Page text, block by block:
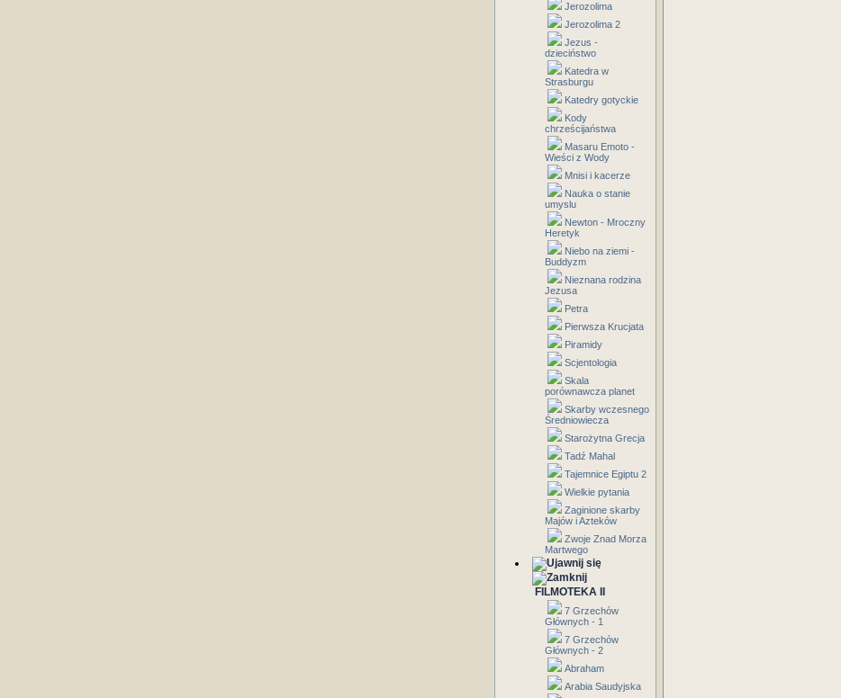
Jerozolima
Jerozolima 2
Jezus -
dzieciństwo
Katedra w
Strasburgu
Katedry gotyckie
Kody
chrześcijaństwa
Masaru Emoto -
Wieści z Wody
Mnisi i kacerze
Nauka o stanie
umyslu
Newton - Mroczny
Heretyk
Niebo na ziemi -
Buddyzm
Nieznana rodzina
Jezusa
Petra
Pierwsza Krucjata
Piramidy
Scjentologia
Skala
porównawcza planet
Skarby wczesnego
Średniowiecza
Starożytna Grecja
Tadź Mahal
Tajemnice Egiptu 2
Wielkie pytania
Zaginione skarby
Majów i Azteków
Zwoje Znad Morza
Martwego
FILMOTEKA II
7 Grzechów
Głównych - 1
7 Grzechów
Głównych - 2
Abraham
Arabia Saudyjska